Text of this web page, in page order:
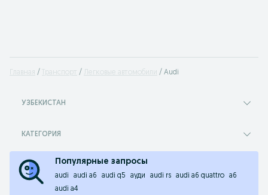
Главная Транспорт Легковые автомобили Audi
УЗБЕКИСТАН
КАТЕГОРИЯ
Популярные запросы
audi audi a6 audi q5 ауди audi rs audi a6 quattro
a6
audi a4